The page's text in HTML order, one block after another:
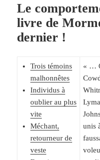
Le
livre de
dernier !
Trois témoins
malhonnêtes
Individus à
oublier au plus
vite
Méchant,
retourneur de
veste
« …
unis